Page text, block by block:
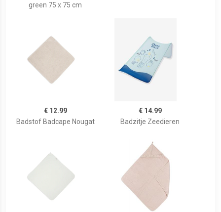
green 75 x 75 cm
€ 12.99
Badstof Badcape Nougat
€ 14.99
Badzitje Zeedieren